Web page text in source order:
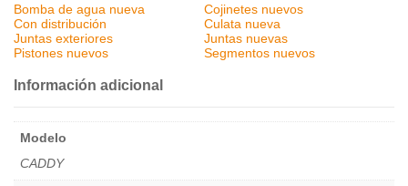
Bomba de agua nueva
Cojinetes nuevos
Con distribución
Culata nueva
Juntas exteriores
Juntas nuevas
Pistones nuevos
Segmentos nuevos
Información adicional
Modelo
CADDY